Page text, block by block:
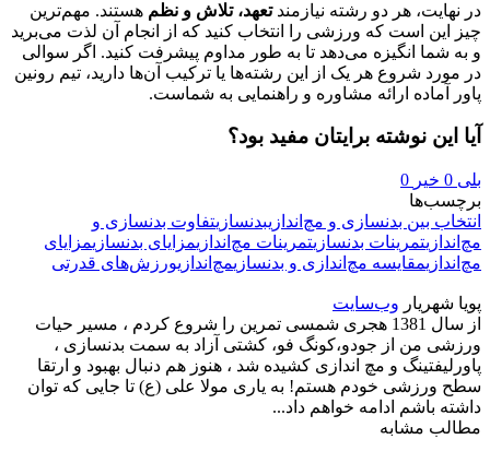
در نهایت، هر دو رشته نیازمندتعهد، تلاش و نظم هستند. مهم‌ترین
چیز این است که ورزشی را انتخاب کنید که از انجام آن لذت می‌برید
و به شما انگیزه می‌دهد تا به طور مداوم پیشرفت کنید. اگر سوالی
در مورد شروع هر یک از این رشته‌ها یا ترکیب آن‌ها دارید، تیم رونین
پاور آماده ارائه مشاوره و راهنمایی به شماست.
آیا این نوشته برایتان مفید بود؟
بلی 0 خیر 0
برچسب‌ها
انتخاب بین بدنسازی و مچ‌اندازیبدنسازیتفاوت بدنسازی و
مچ‌اندازیتمرینات بدنسازیتمرینات مچ‌اندازیمزایای بدنسازیمزایای
مچ‌اندازیمقایسه مچ‌اندازی و بدنسازیمچ‌اندازیورزش‌های قدرتی
پویا شهریار وب‌سایت
از سال 1381 هجری شمسی تمرین را شروع کردم ، مسیر حیات
ورزشی من از جودو،کونگ فو، کشتی آزاد به سمت بدنسازی ،
پاورلیفتینگ و مچ اندازی کشیده شد ، هنوز هم دنبال بهبود و ارتقا
سطح ورزشی خودم هستم! به یاری مولا علی (ع) تا جایی که توان
داشته باشم ادامه خواهم داد...
مطالب مشابه